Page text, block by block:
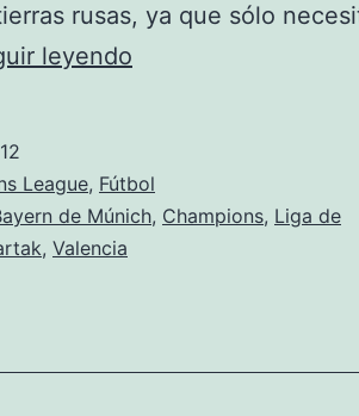
rusas, ya que sólo
leyendo
y
empate
League, Fútbol
de Múnich, Champions, Liga de
, Valencia